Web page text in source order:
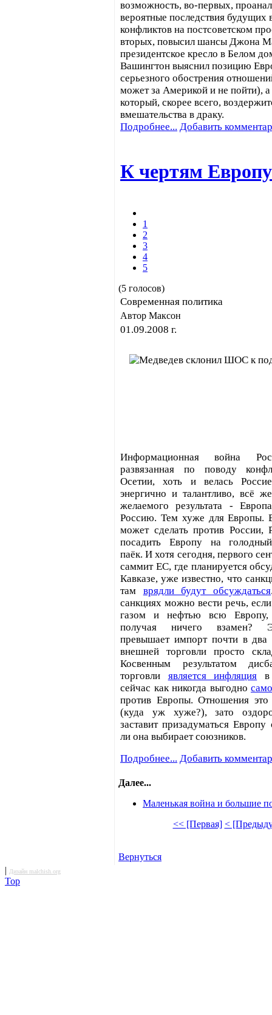
возможность, во-первых,
вероятные последствия
конфликтов на постсоветском
вторых, повысил шансы Джона
президентское кресло в Белом
Вашингтон выяснил позицию
серьезного обострения
может за Америкой и не пойти),
который, скорее всего,
вмешательства в драку.
Подробнее... Добавить
К чертям
1
2
3
4
5
(5 голосов)
Современная политика
Автор Максон
01.09.2008 г.
Информационная война
развязанная по поводу
Осетии, хоть и велась
энергично и талантливо, всё
желаемого результата -
Россию. Тем хуже для Европы.
может сделать против России,
посадить Европу на голодный
паёк. И хотя сегодня, первого
саммит ЕС, где планируется
Кавказе, уже известно, что
там врядли будут обсуждаться
санкциях можно вести речь,
газом и нефтью всю Европу,
получая ничего взамен?
превышает импорт почти в два
внешней торговли просто
Косвенным результатом
торговли является инфляция в
сейчас как никогда выгодно
против Европы. Отношения
(куда уж хуже?), зато
заставит призадуматься
ли она выбирает союзников.
Подробнее... Добавить
Далее...
Маленькая война и большие
<< [Первая] <
Вернуться
| Дизайн malchish.org
Top